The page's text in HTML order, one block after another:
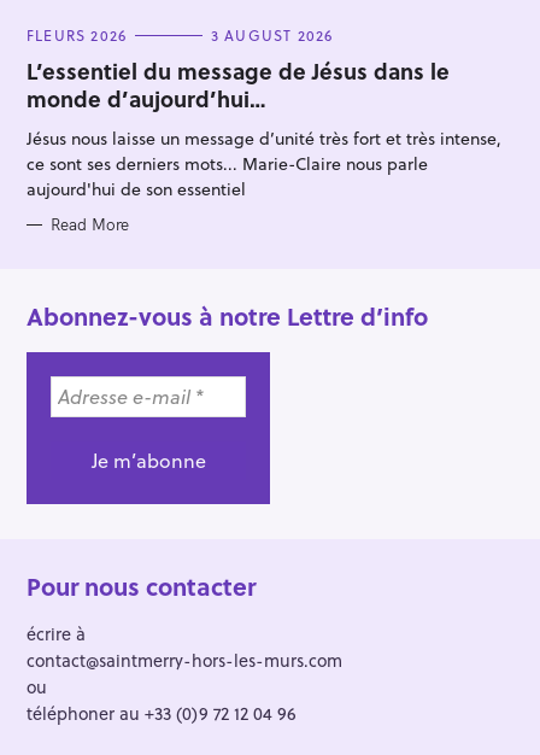
C
T
E
G
O
R
I
E
S
FLEURS 2026 3 AUGUST 2026
L’essentiel du message de Jésus dans le
monde d’aujourd’hui…
Jésus nous laisse un message d’unité très fort et très intense,
ce sont ses derniers mots... Marie-Claire nous parle
aujourd'hui de son essentiel
Read More
Abonnez-vous à notre Lettre d’info
Pour nous contacter
écrire à
contact@saintmerry-hors-les-murs.com
ou
téléphoner au +33 (0)9 72 12 04 96
r
: